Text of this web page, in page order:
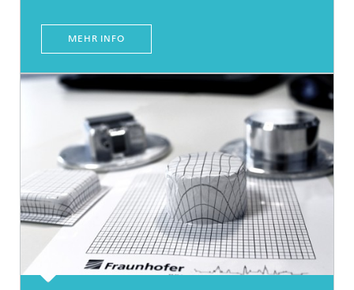
MEHR INFO